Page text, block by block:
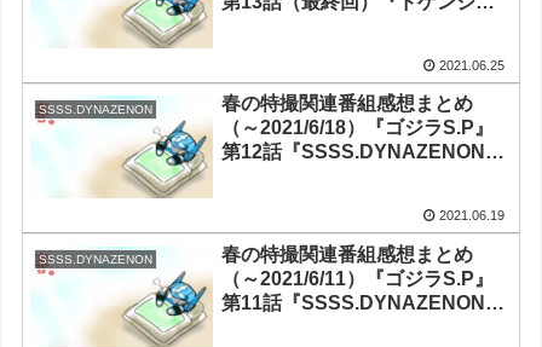
2021.06.25
SSSS.DYNAZENON
春の特撮関連番組感想まとめ
（～2021/6/18）『ゴジラS.P』
第12話『SSSS.DYNAZENON』
『Thunderbolt Fantasy 東離劍
遊紀3』第11話
2021.06.19
SSSS.DYNAZENON
春の特撮関連番組感想まとめ
（～2021/6/11）『ゴジラS.P』
第11話『SSSS.DYNAZENON』